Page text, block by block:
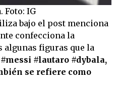
Foto: IG
bajo el post menciona
confecciona la
algunas figuras que la
#messi #lautaro #dybala,
se refiere como